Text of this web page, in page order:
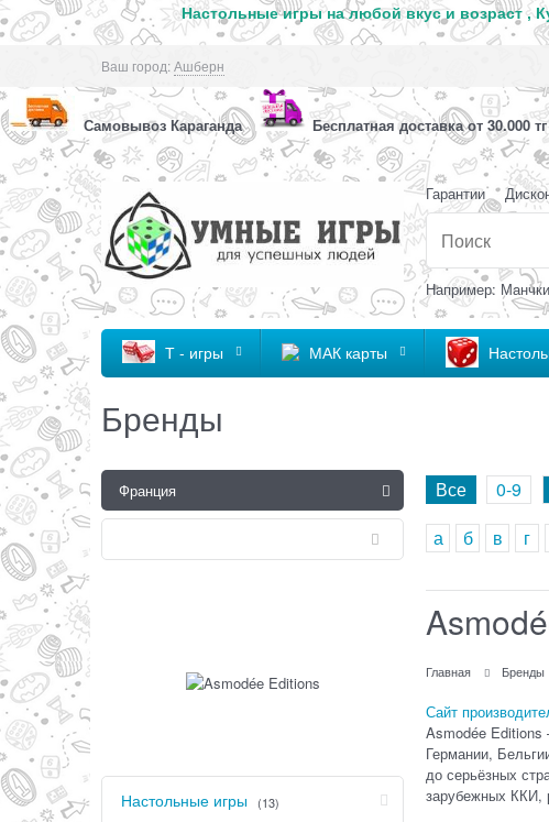
Настольные игры на любой вкус и возраст ,
Ваш город:Ашберн
Самовывоз Караганда Бесплатная доставка от 30.000
Гарантии
Например:
Т - игры МАК карты
Бренды
Все 0-9
а
б в г
Настольные игры (13)
Главная Бренды
Сайт
Asmodée Editions
Германии,
до серьёзных
зарубежных ККИ,